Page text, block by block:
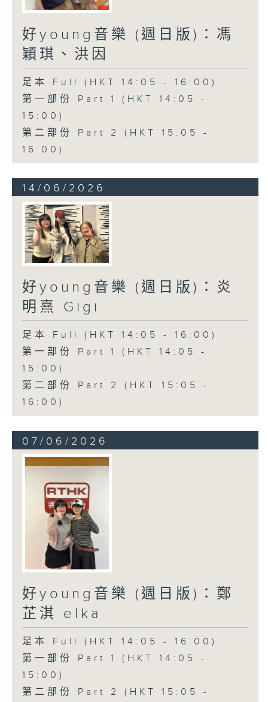
好young音樂 (週日版)：馮
穎琪、洪因
足本 Full (HKT 14:05 - 16:00)
第一部份 Part 1 (HKT 14:05 -
15:00)
第二部份 Part 2 (HKT 15:05 -
16:00)
14/06/2026
好young音樂 (週日版)：炎
明熹 Gigi
足本 Full (HKT 14:05 - 16:00)
第一部份 Part 1 (HKT 14:05 -
15:00)
第二部份 Part 2 (HKT 15:05 -
16:00)
07/06/2026
好young音樂 (週日版)：鄭
芷淇 elka
足本 Full (HKT 14:05 - 16:00)
第一部份 Part 1 (HKT 14:05 -
15:00)
第二部份 Part 2 (HKT 15:05 -